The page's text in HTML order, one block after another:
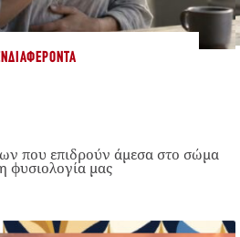
που επιδρούν άμεσα στο σώμα
φυσιολογία μας